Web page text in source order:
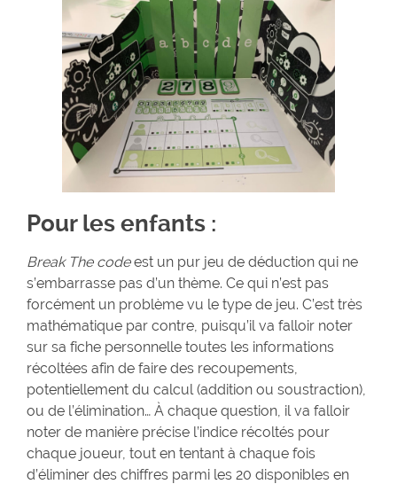
Pour les enfants :
Break The codeest un pur jeu de déduction qui ne
s’embarrasse pas d’un thème. Ce qui n’est pas
forcément un problème vu le type de jeu. C’est très
mathématique par contre, puisqu’il va falloir noter
sur sa fiche personnelle toutes les informations
récoltées afin de faire des recoupements,
potentiellement du calcul (addition ou soustraction),
ou de l’élimination… À chaque question, il va falloir
noter de manière précise l’indice récoltés pour
chaque joueur, tout en tentant à chaque fois
d’éliminer des chiffres parmi les 20 disponibles en